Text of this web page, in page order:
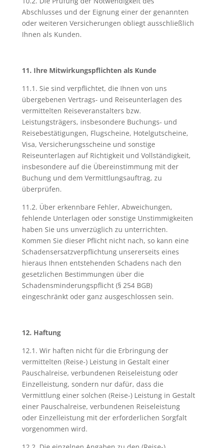
Abschlusses und der Eignung einer der genannten
oder weiteren Versicherungen obliegt ausschließlich
Ihnen als Kunden.
11. Ihre Mitwirkungspflichten als Kunde
11.1. Sie sind verpflichtet, die Ihnen von uns
übergebenen Vertrags- und Reiseunterlagen des
vermittelten Reiseveranstalters bzw.
Leistungsträgers, insbesondere Buchungs- und
Reisebestätigungen, Flugscheine, Hotelgutscheine,
Visa, Versicherungsscheine und sonstige
Reiseunterlagen auf Richtigkeit und Vollständigkeit,
insbesondere auf die Übereinstimmung mit der
Buchung und dem Vermittlungsauftrag, zu
überprüfen.
11.2. Über erkennbare Fehler, Abweichungen,
fehlende Unterlagen oder sonstige Unstimmigkeiten
haben Sie uns unverzüglich zu unterrichten.
Kommen Sie dieser Pflicht nicht nach, so kann eine
Schadensersatzverpflichtung unsererseits eines
hieraus Ihnen entstehenden Schadens nach den
gesetzlichen Bestimmungen über die
Schadensminderungspflicht (§ 254 BGB)
eingeschränkt oder ganz ausgeschlossen sein.
12. Haftung
12.1. Wir haften nicht für die Erbringung der
vermittelten (Reise-) Leistung in Gestalt einer
Pauschalreise, verbundenen Reiseleistung oder
Einzelleistung, sondern nur dafür, dass die
Vermittlung einer solchen (Reise-) Leistung in Gestalt
einer Pauschalreise, verbundenen Reiseleistung
oder Einzelleistung mit der erforderlichen Sorgfalt
vorgenommen wird.